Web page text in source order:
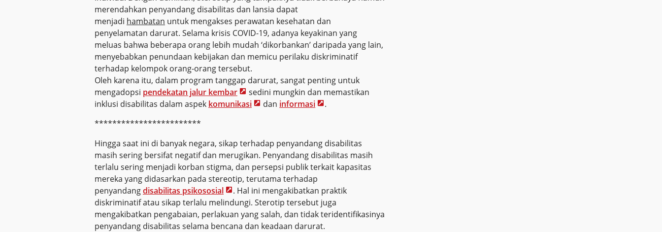
merendahkan penyandang disabilitas dan lansia dapat
menjadi hambatan untuk mengakses perawatan kesehatan dan
penyelamatan darurat. Selama krisis COVID-19, adanya keyakinan yang
meluas bahwa beberapa orang lebih mudah ‘dikorbankan’ daripada yang lain,
menyebabkan penundaan kebijakan dan memicu perilaku diskriminatif
terhadap kelompok orang-orang tersebut.
Oleh karena itu, dalam program tanggap darurat, sangat penting untuk
mengadopsi pendekatan jalur kembar
sedini mungkin dan memastikan
inklusi disabilitas dalam aspek komunikasi dan informasi
.
************************
Hingga saat ini di banyak negara, sikap terhadap penyandang disabilitas
masih sering bersifat negatif dan merugikan. Penyandang disabilitas masih
terlalu sering menjadi korban stigma, dan persepsi publik terkait kapasitas
mereka yang didasarkan pada stereotip, terutama terhadap
penyandangdisabilitas psikososial
. Hal ini mengakibatkan praktik
diskriminatif atau sikap terlalu melindungi. Sterotip tersebut juga
mengakibatkan pengabaian, perlakuan yang salah, dan tidak teridentifikasinya
penyandang disabilitas selama bencana dan keadaan darurat.